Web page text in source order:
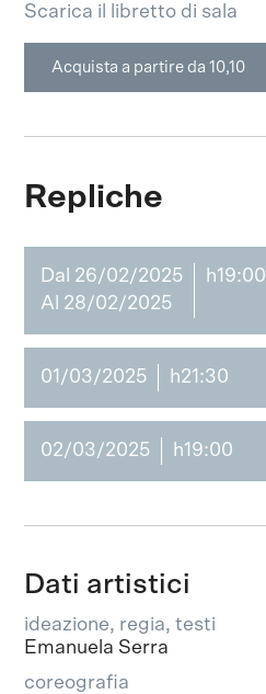
Scarica il libretto di sala
Acquista a partire da 10,10
Repliche
Dal 26/02/2025
Al 28/02/2025
h19:00
01/03/2025 h21:30
02/03/2025 h19:00
Dati artistici
ideazione, regia, testi
Emanuela Serra
coreografia